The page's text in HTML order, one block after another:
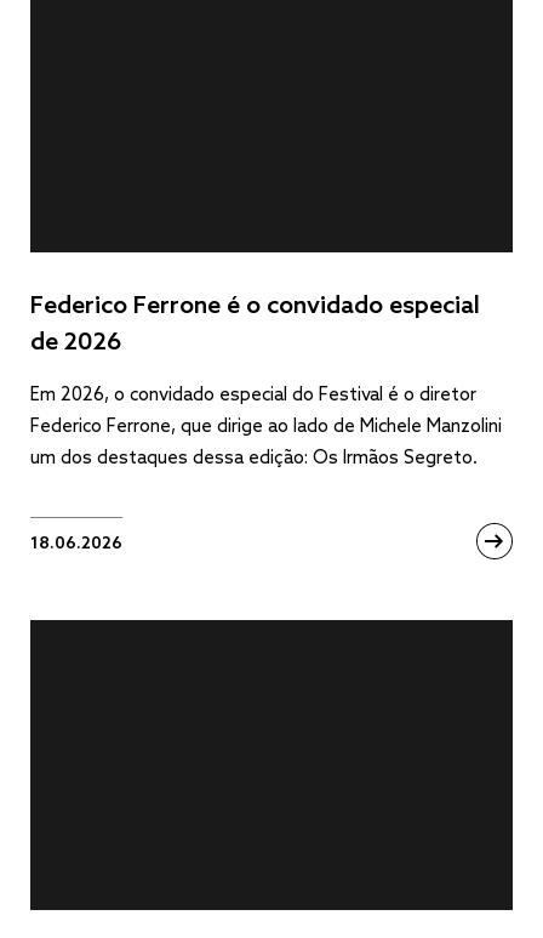
Federico Ferrone é o convidado especial
de 2026
Em 2026, o convidado especial do Festival é o diretor
Federico Ferrone, que dirige ao lado de Michele Manzolini
um dos destaques dessa edição: Os Irmãos Segreto.
18.06.2026